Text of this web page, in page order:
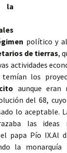
la
político y
de tierras,
actividades
los
aunque eran
del 68,
lo aceptable.
las ideas
papa Pío IX.Al
la monarquía